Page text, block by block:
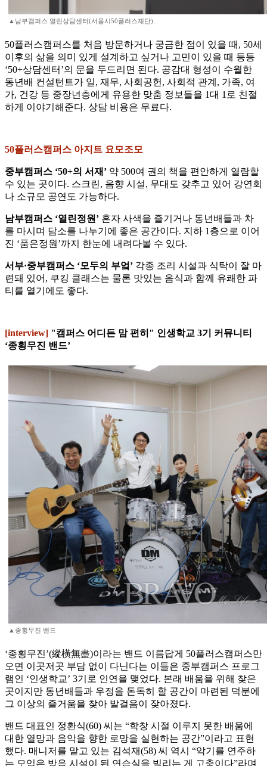
▲남부캠퍼스 열린상담센터(서울시50플러스재단)
50플러스캠퍼스를 처음 방문하거나 궁금한 점이 있을 때, 50세
이후의 삶을 의미 있게 설계하고 싶거나 고민이 있을 때 등등
‘50+상담센터’의 문을 두드리면 된다. 공감대 형성이 수월한
동년배 컨설턴트가 일, 재무, 사회공헌, 사회적 관계, 가족, 여
가, 건강 등 중장년층에게 유용한 맞춤 정보들을 1대 1로 친절
하게 이야기해준다. 상담 비용은 무료다.
50플러스캠퍼스 아지트 요모조모
중부캠퍼스 ‘50+의 서재’ 약 500여 권의 책을 편안하게 열람할
수 있는 곳이다. 스크린, 음향 시설, 무대도 갖추고 있어 강연회
나 소규모 공연도 가능하다.
남부캠퍼스 ‘열린정원’ 혼자 사색을 즐기거나 동년배들과 차
를 마시며 담소를 나누기에 좋은 공간이다. 지하 1층으로 이어
진 ‘품은정원’까지 한눈에 내려다볼 수 있다.
서부·중부캠퍼스 ‘모두의 부엌’ 각종 조리 시설과 식탁이 잘 마
련돼 있어, 쿠킹 클래스는 물론 맛있는 음식과 함께 유쾌한 파
티를 열기에도 좋다.
[interview] "캠퍼스 어디든 맘 편히" 인생학교 3기 커뮤니티
‘종횡무진 밴드’
▲종횡무진 밴드
‘종횡무진’(縱橫無盡)이라는 밴드 이름답게 50플러스캠퍼스만
오면 이곳저곳 부담 없이 다닌다는 이들은 중부캠퍼스 프로그
램인 ‘인생학교’ 3기로 인연을 맺었다. 본래 배움을 위해 찾은
곳이지만 동년배들과 우정을 돈독히 할 공간이 마련된 덕분에
그 이상의 즐거움을 찾아 발걸음이 잦아졌다.
밴드 대표인 정환식(60) 씨는 “학창 시절 이루지 못한 배움에
대한 열망과 음악을 향한 로망을 실현하는 공간”이라고 표현
했다. 매니저를 맡고 있는 김석재(58) 씨 역시 “악기를 연주하
는 모임은 방음 시설이 된 연습실을 빌리는 게 고충이다”라며